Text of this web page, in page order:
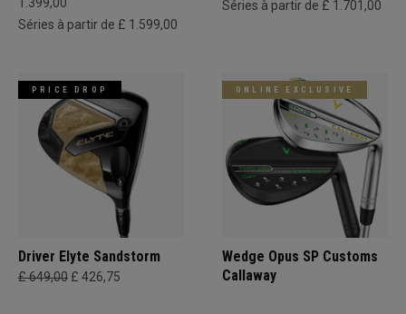
Séries à partir de £ 1.599,00
Séries à partir de £ 1.701,00
PRICE DROP
Driver Elyte Sandstorm
£ 649,00 £ 426,75
ONLINE EXCLUSIVE
Wedge Opus SP Customs
Callaway